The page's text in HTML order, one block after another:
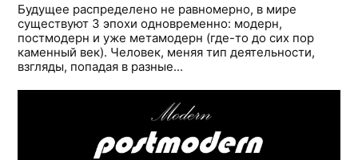
Будущее распределено не равномерно, в мире
существуют 3 эпохи одновременно: модерн,
постмодерн и уже метамодерн (где-то до сих пор
каменный век). Человек, меняя тип деятельности,
взгляды, попадая в разные...